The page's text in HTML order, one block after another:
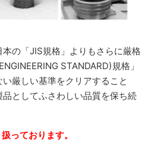
の「JIS規格」よりもさらに厳格
STANDARD)規格」
厳しい基準をクリアすること
としてふさわしい品質を保ち続
っております。